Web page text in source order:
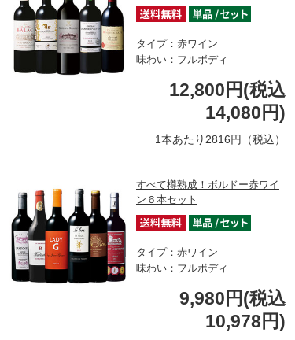
タイプ：赤ワイン
味わい：フルボディ
12,800円(税込
14,080円)
1本あたり2816円（税込）
すべて樽熟成！ボルドー赤ワイ
ン６本セット
タイプ：赤ワイン
味わい：フルボディ
9,980円(税込
10,978円)